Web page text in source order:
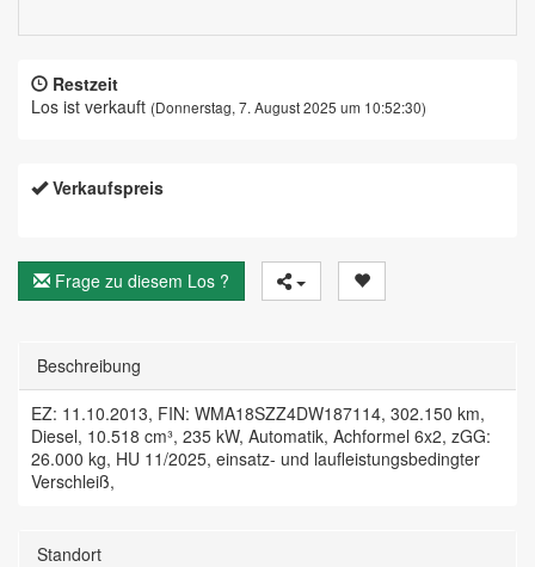
Restzeit
Los ist verkauft (Donnerstag, 7. August 2025 um 10:52:30)
Verkaufspreis
Frage zu diesem Los ?
Beschreibung
EZ: 11.10.2013, FIN: WMA18SZZ4DW187114, 302.150 km,
Diesel, 10.518 cm³, 235 kW, Automatik, Achformel 6x2, zGG:
26.000 kg, HU 11/2025, einsatz- und laufleistungsbedingter
Verschleiß,
Standort